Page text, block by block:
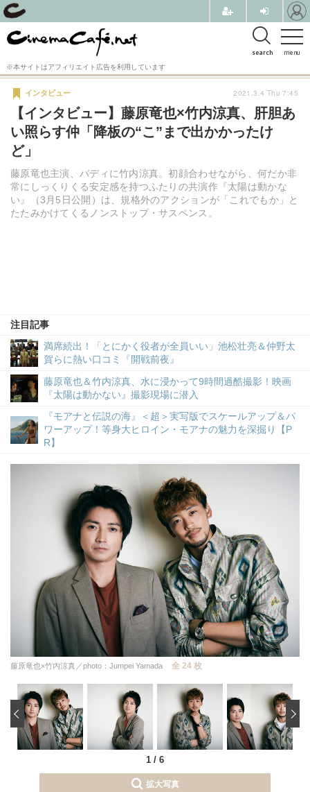
menu
search
※本サイトはアフィリエイト広告を利用しています
【インタビュー】藤原竜也×竹内涼真、肝胆あ
い照らす仲「降板の“こ”まで出かかったけ
ど」
藤原竜也主演、バディに竹内涼真。初顔合わせながら、何だか非
常にしっくりくる安定感を持つふたりの共演作『太陽は動かな
い』（3月5日公開）は、規格外のアクションが「これでもか」と
たたみかけてくるノンストップ・サスペンス。
インタビュー
注目記事
満席続出！「とにかく役者が全員いい」池松壮亮＆仲野太
賀らに熱い口コミ『開戦前夜』
藤原竜也＆竹内涼真、水に浸かって9時間過酷撮影！映画
『太陽は動かない』撮影現場に潜入
『モアナと伝説の海』＜超＞実写版でスケールアップ＆パ
ワーアップ！等身大ヒロイン・モアナの魅力を深掘り【P
R】
2021.3.4 Thu 7:45
藤原竜也×竹内涼真／photo：Jumpei Yamada 全 24 枚
1 / 6
‹
拡大写真